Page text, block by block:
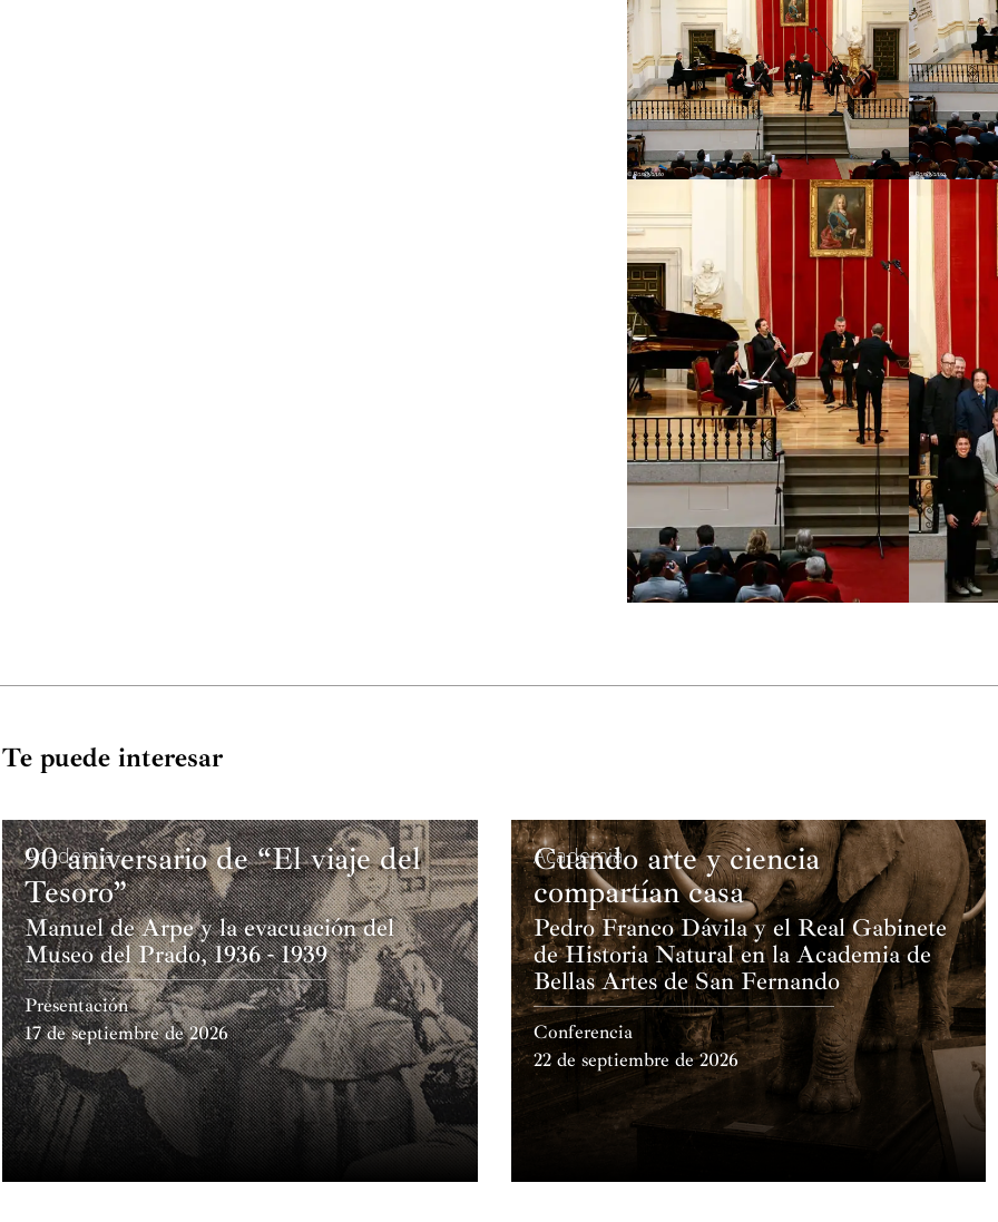
Universidad de Gap, Conservatorio de París,
Burdeos o Estrasburgo. En Bélgica,
Fenice de Venecia, Celano, Ortona,
Contemporáneo de Londres y Universidad
Además, ha actuado en Estados Unidos,
La creación y promoción de la música
saxofones, piano y percusión), como en
electroacústica, agrupación orquestal… ha
cinco años. En 1997 fue galardonado con el
aportación a la música española. Son
grupo Sax-Ensemble y ha efectuado más de
españoles, europeos y americanos. El
CDs en la actualidad, entre los cuales cabe
autores como Edison Denisov o Zulema de
Cristóbal Halffter, Luis de Pablo, Carlos
Rojo, Enrique Muñoz, etc. Además, han
Marco y Luis de Pablo.
En la actualidad el grupo Sax-Ensemble
Castellanos y Francisco Martínez
Robles y Alejandro Sáiz (violines), Pilar
Más (percusión). Bajo la dirección musical
y extranjeros y las actividades pedagógicas
Te puede interesar
Academia
90 aniversario de “El viaje del
Tesoro”
Manuel de Arpe y la evacuación del
Museo del Prado, 1936 - 1939
Presentación
17 de septiembre de 2026
Academia
Cuando arte y ciencia
compartían casa
Pedro Franco Dávila y el Real Gabinete
de Historia Natural en la Academia de
Bellas Artes de San Fernando
Conferencia
22 de septiembre de 2026